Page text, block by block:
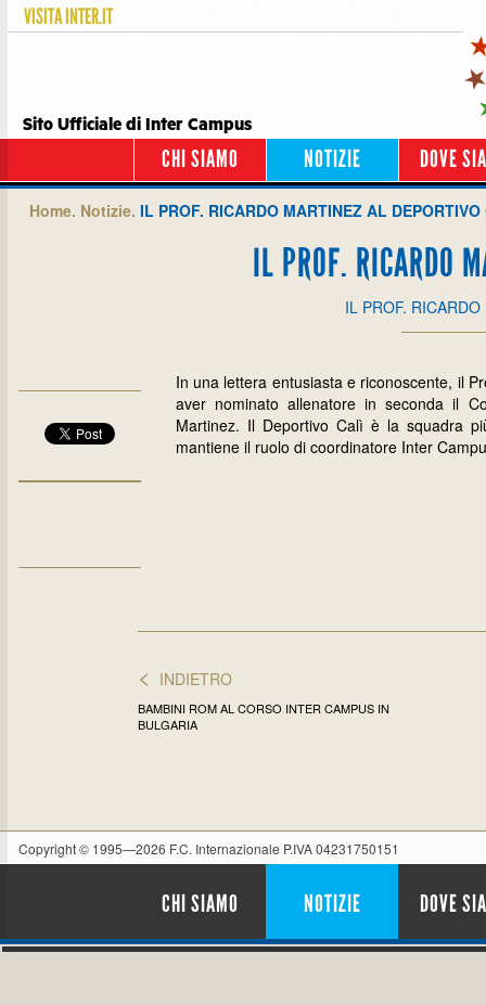
VISITAINTER.IT
Sito Ufficiale di Inter Campus
CHI SIAMO NOTIZIE DOVE
Home. Notizie. IL PROF. RICARDO MARTINEZ AL DEPORTIVO
IL PROF. RICARDO
IL PROF.
In una lettera entusiasta e riconoscente, il
aver nominato allenatore in seconda il
Martinez. Il Deportivo Calì è la squadra
mantiene il ruolo di coordinatore Inter
< INDIETRO
BAMBINI ROM AL CORSO INTER CAMPUS IN
BULGARIA
Copyright © 1995—2026 F.C. Internazionale P.IVA 04231750151
CHI SIAMO NOTIZIE DOVE